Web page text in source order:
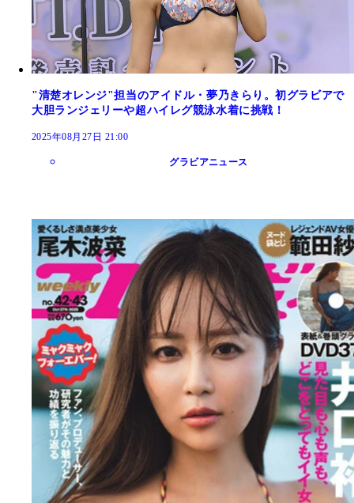
"清楚オレンジ"担当のアイドル・夢乃きらり。初グラビアで
大胆ランジェリーや超ハイレグ競泳水着に挑戦！
2025年08月27日 21:00
グラビアニュース